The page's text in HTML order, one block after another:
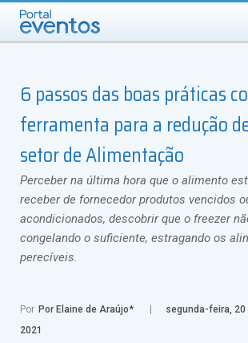
6 passos das boas práticas
ferramenta para a redução
setor de Alimentação
Perceber na última hora que o alimento
receber de fornecedor produtos vencidos
acondicionados, descobrir que o freezer
congelando o suficiente, estragando os
perecíveis.
Por Por Elaine de Araújo*
segunda-feira,
2021